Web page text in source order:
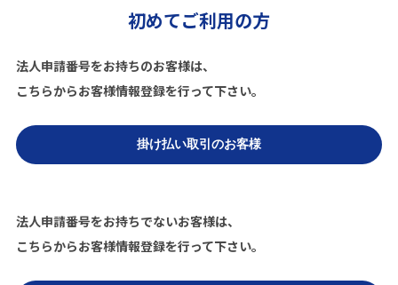
初めてご利用の方
法人申請番号をお持ちのお客様は、
こちらからお客様情報登録を行って下さい。
法人申請番号をお持ちでないお客様は、
こちらからお客様情報登録を行って下さい。